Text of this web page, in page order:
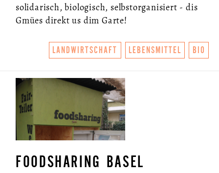
solidarisch, biologisch, selbstorganisiert - dis
Gmües direkt us dim Garte!
LANDWIRTSCHAFT LEBENSMITTEL BIO
FOODSHARING BASEL